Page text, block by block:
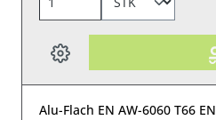
Alu-Flach EN AW-6060 T66